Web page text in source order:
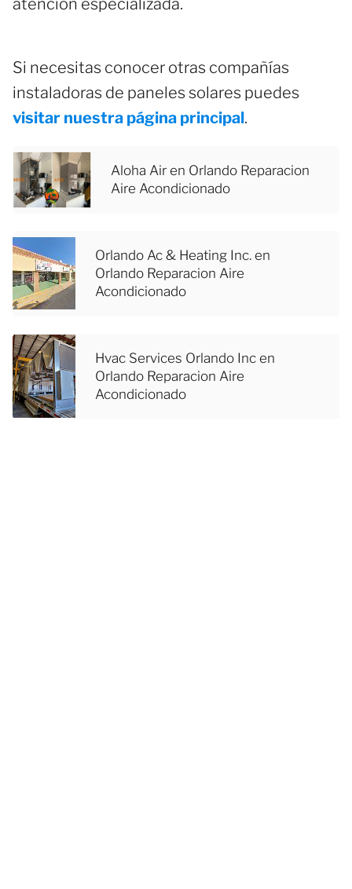
atención especializada.
Si necesitas conocer otras compañías
instaladoras de paneles solares puedes
visitar nuestra página principal.
Aloha Air en Orlando Reparacion
Aire Acondicionado
Orlando Ac & Heating Inc. en
Orlando Reparacion Aire
Acondicionado
Hvac Services Orlando Inc en
Orlando Reparacion Aire
Acondicionado